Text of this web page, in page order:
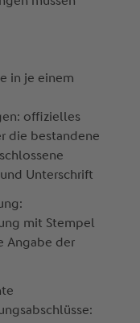
in je einem
offizielles
die bestandene
Unterschrift
mit Stempel
Angabe der